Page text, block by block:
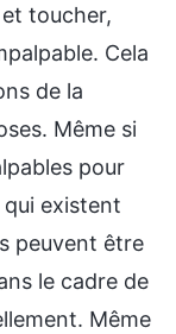
toucher,
Cela
de la
Même si
pour
qui existent
peuvent être
le cadre de
Même